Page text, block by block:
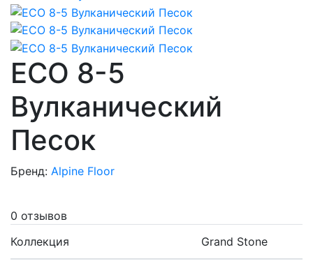
ECO 8-5
Вулканический
Песок
Бренд: Alpine Floor
0 отзывов
Коллекция
Grand Stone